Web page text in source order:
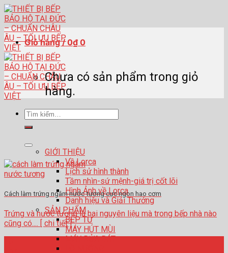
Skip
to
content
Tìm
kiếm:
GIỚI THIỆU
Về Lorca
Lịch sử hình thành
Tầm nhìn-sứ mệnh-giá trị cốt lõi
Hình Ảnh về Lorca
Danh hiệu và Giải Thưởng
SẢN PHẨM
BẾP TỪ
MÁY HÚT MÙI
MÁY RỬA BÁT
Giỏ hàng /0₫ 0
Chưa có sản phẩm trong giỏ
hàng.
Cách làm trứng ngâm nước tương cực ngon hao cơm
Trứng và nước tương là hai nguyên liệu mà trong bếp nhà nào
cũng có.... [ chi tiết ]